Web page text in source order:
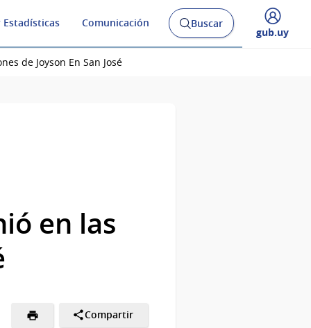
Estadísticas Comunicación
Abrir
buscador
Buscar
Desplegar
gub.uy
de Joyson En San José
en las
Compartir